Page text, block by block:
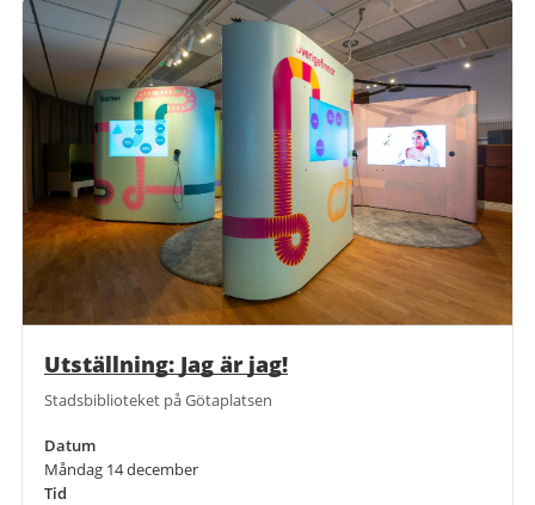
Utställning: Jag är jag!
Stadsbiblioteket på Götaplatsen
Datum
Måndag 14 december
Tid